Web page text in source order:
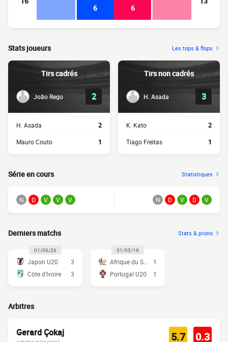
6
6
Stats joueurs Les tops & flops
Tirs cadrés
João Rego 2
H. Asada 2
Mauro Couto 1
Tirs non cadrés
H. Asada 3
K. Kato 2
Tiago Freitas 1
Série en cours Statistiques
N D V V V N D V D V
Derniers matchs Stats & prono
01/06/26
Japon U20
3
Côte d'Ivoire
3
31/05/19
1
Portugal U20
1
Arbitres
Gerard Çokaj 5.7 0.3